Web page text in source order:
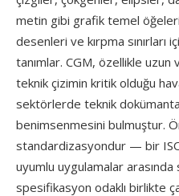
metin gibi grafik temel
desenleri ve kırpma sınırları
tanımlar. CGM, özellikle
teknik çizimin kritik olduğu
sektörlerde teknik
benimsenmesini bulmuştur.
standardizasyondur — bir
uyumlu uygulamalar arasında
spesifikasyon odaklı birlikte